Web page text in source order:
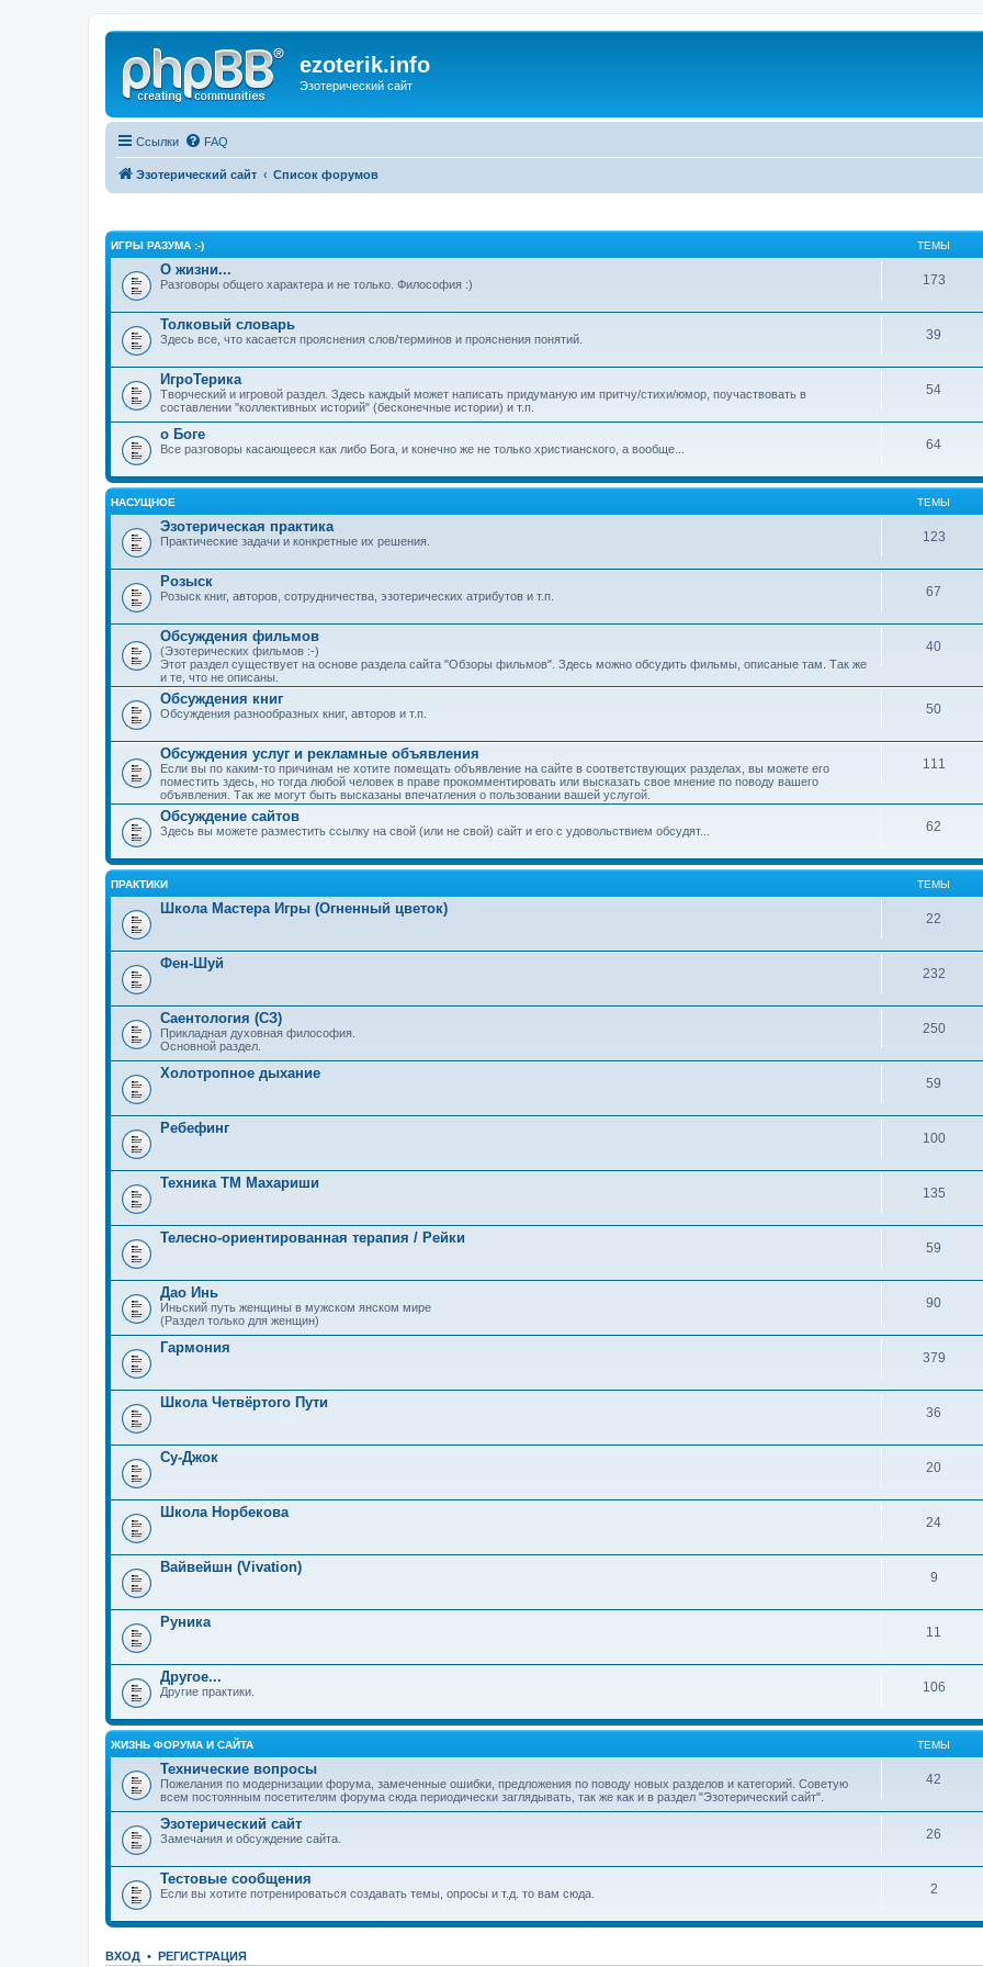
ezoterik.info
Эзотерический сайт
Ссылки FAQ
Эзотерический сайт Список форумов
ИГРЫ РАЗУМА :-) ТЕМЫ
О жизни...
Разговоры общего характера и не только. Философия :) 173
Толковый словарь
Здесь все, что касается прояснения слов/терминов и прояснения понятий. 39
ИгроТерика
Творческий и игровой раздел. Здесь каждый может написать придуманую им притчу/стихи/юмор, поучаствовать в
составлении "коллективных историй" (бесконечные истории) и т.п.
54
о Боге
Все разговоры касающееся как либо Бога, и конечно же не только христианского, а вообще... 64
НАСУЩНОЕ ТЕМЫ
Эзотерическая практика
Практические задачи и конкретные их решения. 123
Розыск
Розыск книг, авторов, сотрудничества, эзотерических атрибутов и т.п. 67
Обсуждения фильмов
(Эзотерических фильмов :-)
Этот раздел существует на основе раздела сайта "Обзоры фильмов". Здесь можно обсудить фильмы, описаные там. Так же
и те, что не описаны.
40
Обсуждения книг
Обсуждения разнообразных книг, авторов и т.п. 50
Обсуждения услуг и рекламные объявления
Если вы по каким-то причинам не хотите помещать объявление на сайте в соответствующих разделах, вы можете его
поместить здесь, но тогда любой человек в праве прокомментировать или высказать свое мнение по поводу вашего
объявления. Так же могут быть высказаны впечатления о пользовании вашей услугой.
111
Обсуждение сайтов
Здесь вы можете разместить ссылку на свой (или не свой) сайт и его с удовольствием обсудят... 62
ПРАКТИКИ ТЕМЫ
Школа Мастера Игры (Огненный цветок)
22
Фен-Шуй
232
Саентология (СЗ)
Прикладная духовная философия.
Основной раздел.
250
Холотропное дыхание
59
Ребефинг
100
Техника ТМ Махариши
135
Телесно-ориентированная терапия / Рейки
59
Дао Инь
Иньский путь женщины в мужском янском мире
(Раздел только для женщин)
90
Гармония
379
Школа Четвёртого Пути
36
Су-Джок
20
Школа Норбекова
24
Вайвейшн (Vivation)
9
Руника
11
Другое...
Другие практики. 106
ЖИЗНЬ ФОРУМА И САЙТА ТЕМЫ
Технические вопросы
Пожелания по модернизации форума, замеченные ошибки, предложения по поводу новых разделов и категорий. Советую
всем постоянным посетителям форума сюда периодически заглядывать, так же как и в раздел "Эзотерический сайт".
42
Эзотерический сайт
Замечания и обсуждение сайта. 26
Тестовые сообщения
Если вы хотите потренироваться создавать темы, опросы и т.д. то вам сюда. 2
ВХОД • РЕГИСТРАЦИЯ